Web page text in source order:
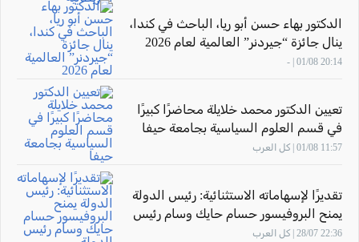
الدكتور بهاء حسن أبو ريا، الباحث في كندا،
ينال جائزة “جيردنر” العالمية لعام 2026
20:14 01/08 | -
تعيين الدكتور محمد خلايلة محاضرًا كبيرًا
في قسم العلوم السياسية بجامعة حيفا
11:57 01/08 | كل العرب
تقديرًا لإسهاماته الاستثنائية: رئيس الدولة
يمنح البروفيسور حسام حايك وسام رئيس
الدولة
22:36 28/07 | كل العرب